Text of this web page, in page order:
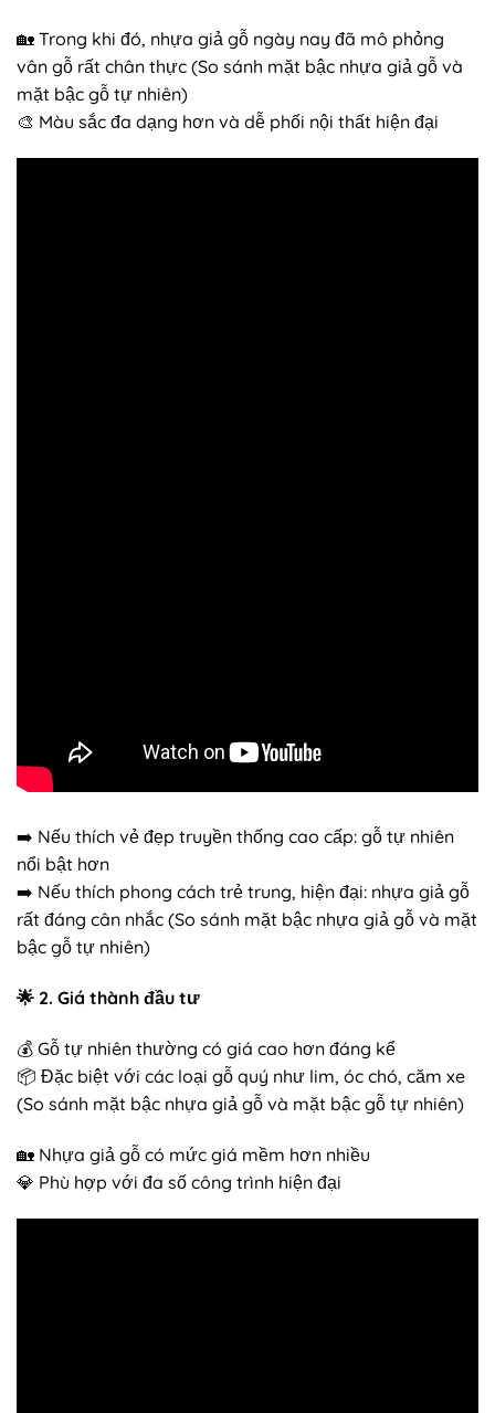
🏡 Trong khi đó, nhựa giả gỗ ngày nay đã mô phỏng
vân gỗ rất chân thực (So sánh mặt bậc nhựa giả gỗ và
mặt bậc gỗ tự nhiên)
🎨 Màu sắc đa dạng hơn và dễ phối nội thất hiện đại
➡️ Nếu thích vẻ đẹp truyền thống cao cấp: gỗ tự nhiên
nổi bật hơn
➡️ Nếu thích phong cách trẻ trung, hiện đại: nhựa giả gỗ
rất đáng cân nhắc (So sánh mặt bậc nhựa giả gỗ và mặt
bậc gỗ tự nhiên)
🌟 2. Giá thành đầu tư
💰 Gỗ tự nhiên thường có giá cao hơn đáng kể
📦 Đặc biệt với các loại gỗ quý như lim, óc chó, căm xe
(So sánh mặt bậc nhựa giả gỗ và mặt bậc gỗ tự nhiên)
🏡 Nhựa giả gỗ có mức giá mềm hơn nhiều
💎 Phù hợp với đa số công trình hiện đại